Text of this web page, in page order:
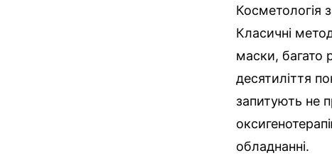
Косметологія
Класичні
маски, багато
десятиліття
запитують не
обладнанні.